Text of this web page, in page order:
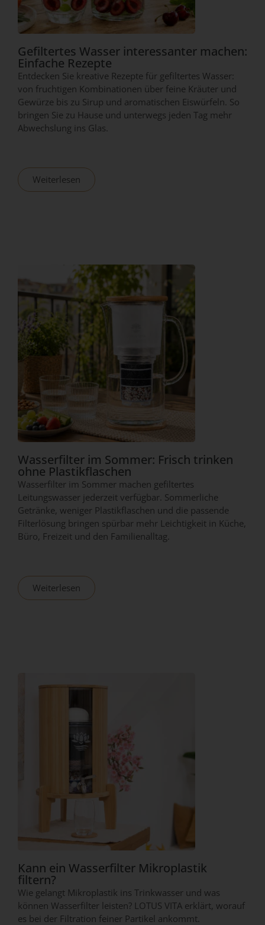
Gefiltertes Wasser interessanter machen:
Einfache Rezepte
Entdecken Sie kreative Rezepte für gefiltertes Wasser:
von fruchtigen Kombinationen über feine Kräuter und
Gewürze bis zu Sirup und aromatischen Eiswürfeln. So
bringen Sie zu Hause und unterwegs jeden Tag mehr
Abwechslung ins Glas.
Weiterlesen
Wasserfilter im Sommer: Frisch trinken
ohne Plastikflaschen
Wasserfilter im Sommer machen gefiltertes
Leitungswasser jederzeit verfügbar. Sommerliche
Getränke, weniger Plastikflaschen und die passende
Filterlösung bringen spürbar mehr Leichtigkeit in Küche,
Büro, Freizeit und den Familienalltag.
Weiterlesen
Kann ein Wasserfilter Mikroplastik
filtern?
Wie gelangt Mikroplastik ins Trinkwasser und was
können Wasserfilter leisten? LOTUS VITA erklärt, worauf
es bei der Filtration feiner Partikel ankommt.